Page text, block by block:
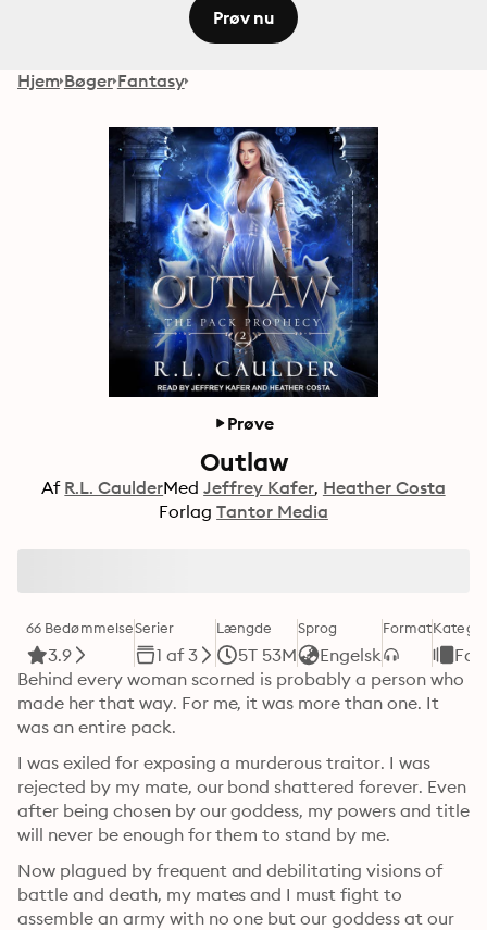
Prøv nu
Hjem Bøger Fantasy
Prøve
Outlaw
Af R.L. CaulderMed Jeffrey Kafer Heather Costa
Forlag Tantor Media
66 Bedømmelse
3.9
Serier
1 af 3
Længde
5T 53M
Sprog
Engelsk
Format
Behind every woman scorned is probably a person who
made her that way. For me, it was more than one. It
was an entire pack.
I was exiled for exposing a murderous traitor. I was
rejected by my mate, our bond shattered forever. Even
after being chosen by our goddess, my powers and title
will never be enough for them to stand by me.
Now plagued by frequent and debilitating visions of
battle and death, my mates and I must fight to
assemble an army with no one but our goddess at our